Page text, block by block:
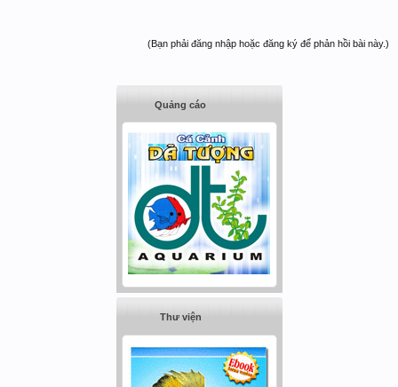
(Bạn phải đăng nhập hoặc đăng ký để phản hồi bài này.)
Quảng cáo
Thư viện